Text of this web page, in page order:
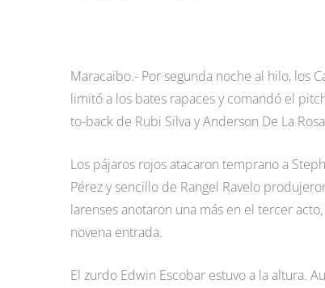
Maracaibo.- Por segunda noche al hilo, los
limitó a los bates rapaces y comandó el
to-back de Rubi Silva y Anderson De La
Los pájaros rojos atacaron temprano a
Pérez y sencillo de Rangel Ravelo
larenses anotaron una más en el tercer
novena entrada.
El zurdo Edwin Escobar estuvo a la altura.